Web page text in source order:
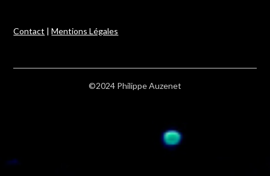
Contact |Mentions Légales
©2024 Philippe Auzenet